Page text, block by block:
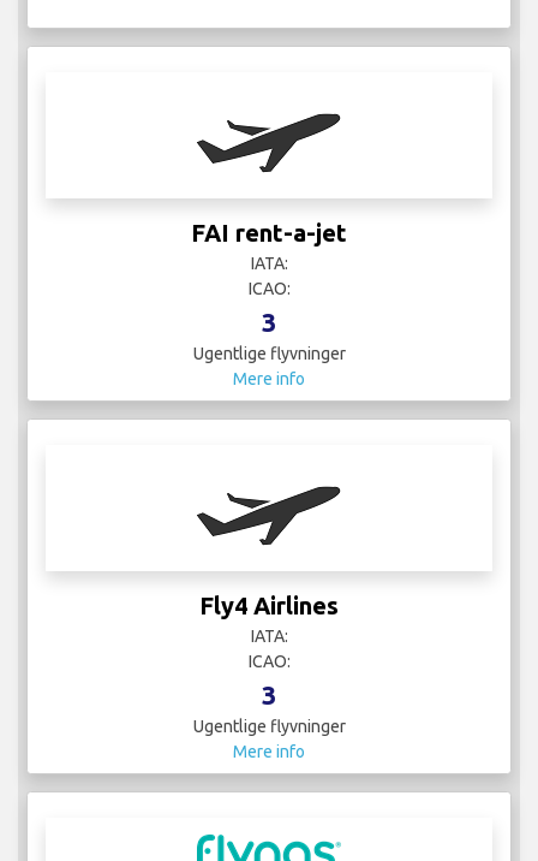
FAI rent-a-jet
IATA:
ICAO:
3
Ugentlige flyvninger
Mere info
Fly4 Airlines
IATA:
ICAO:
3
Ugentlige flyvninger
Mere info